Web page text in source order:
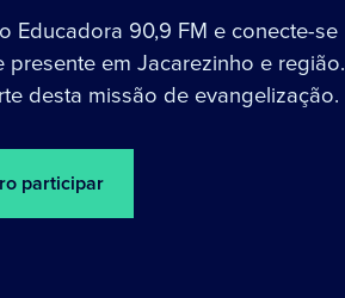
Educadora 90,9 FM e conecte-se
em Jacarezinho e região.
desta missão de evangelização.
participar